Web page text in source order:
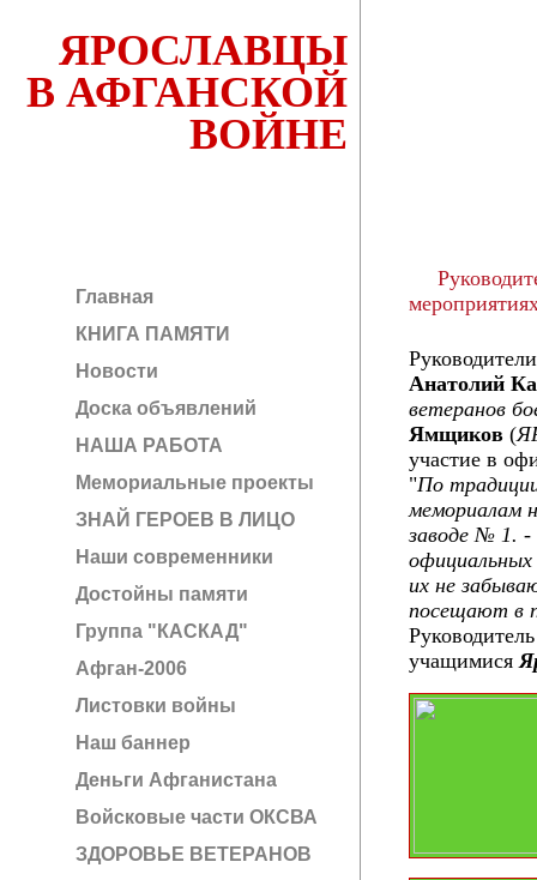
ЯРОСЛАВЦЫ
В АФГАНСКОЙ
ВОЙНЕ
Главная
КНИГА ПАМЯТИ
Новости
Доска объявлений
НАША РАБОТА
Мемориальные проекты
ЗНАЙ ГЕРОЕВ В ЛИЦО
Наши современники
Достойны памяти
Группа "КАСКАД"
Афган-2006
Листовки войны
Наш баннер
Деньги Афганистана
Войсковые части ОКСВА
ЗДОРОВЬЕ ВЕТЕРАНОВ
Анатолий
ветеранов
Ямщиков (
участие в
"По
мемориалам
заводе № 1. -
их не
посещают в
учащимися